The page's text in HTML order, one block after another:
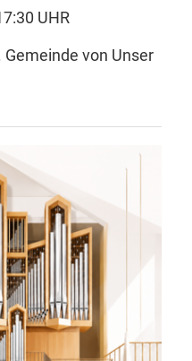
UHR
Gemeinde von Unser